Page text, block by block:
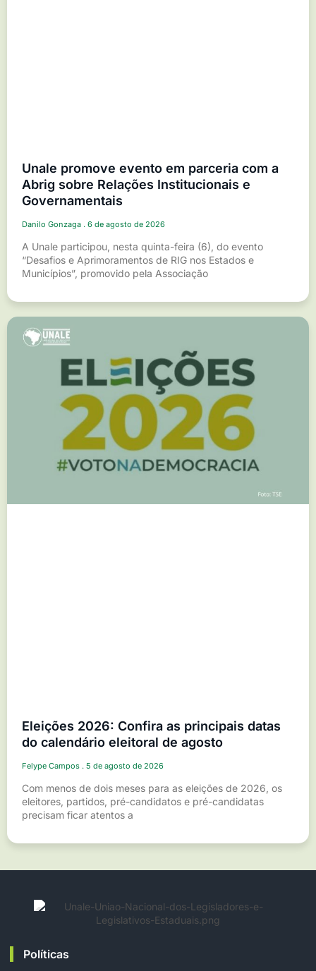
Unale promove evento em parceria com a
Abrig sobre Relações Institucionais e
Governamentais
Danilo Gonzaga 6 de agosto de 2026
A Unale participou, nesta quinta-feira (6), do evento
“Desafios e Aprimoramentos de RIG nos Estados e
Municípios”, promovido pela Associação
Eleições 2026: Confira as principais datas
do calendário eleitoral de agosto
Felype Campos 5 de agosto de 2026
Com menos de dois meses para as eleições de 2026, os
eleitores, partidos, pré-candidatos e pré-candidatas
precisam ficar atentos a
Políticas